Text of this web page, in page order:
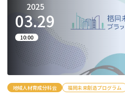
2025
03.29
10:00
地域人材育成分科会 福岡未来創造プログラム